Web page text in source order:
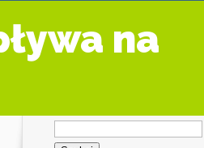
na
Szukaj: